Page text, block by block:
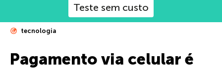
Teste sem custo
tecnologia
Pagamento via celular é